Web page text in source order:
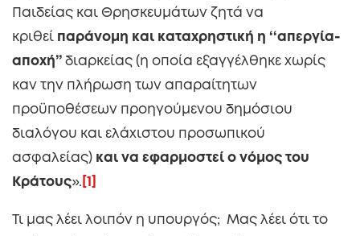
Παιδείας και Θρησκευμάτων ζητά να
κριθεί παράνομη και καταχρηστική η ‘‘απεργία-
αποχή’’ διαρκείας (η οποία εξαγγέλθηκε χωρίς
καν την πλήρωση των απαραίτητων
προϋποθέσεων προηγούμενου δημόσιου
διαλόγου και ελάχιστου προσωπικού
ασφαλείας) και να εφαρμοστεί ο νόμος του
Κράτους». [1]
Τι μας λέει λοιπόν η υπουργός; Μας λέει ότι το